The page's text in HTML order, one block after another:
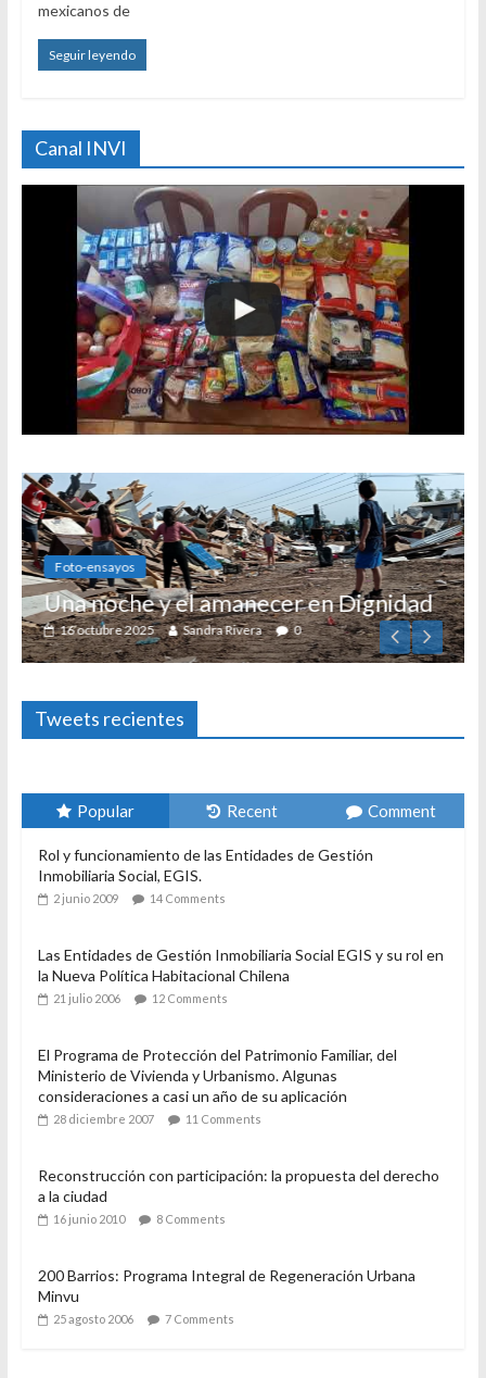
mexicanos de
Seguir leyendo
Canal INVI
Foto-ensayos
Una noche y el amanecer en Dignidad
16 octubre 2025 Sandra Rivera 0
Tweets recientes
Popular Recent Comment
Rol y funcionamiento de las Entidades de Gestión
Inmobiliaria Social, EGIS.
2 junio 2009 14 Comments
Las Entidades de Gestión Inmobiliaria Social EGIS y su rol en
la Nueva Política Habitacional Chilena
21 julio 2006 12 Comments
El Programa de Protección del Patrimonio Familiar, del
Ministerio de Vivienda y Urbanismo. Algunas
consideraciones a casi un año de su aplicación
28 diciembre 2007 11 Comments
Reconstrucción con participación: la propuesta del derecho
a la ciudad
16 junio 2010 8 Comments
200 Barrios: Programa Integral de Regeneración Urbana
Minvu
25 agosto 2006 7 Comments